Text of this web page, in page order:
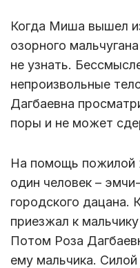
Когда Миша вышел
озорного
не узнать.
непроизвольные
Дагбаевна
поры и не может
На помощь пожилой
один человек –
городского
приезжал к
Потом Роза
ему мальчика.